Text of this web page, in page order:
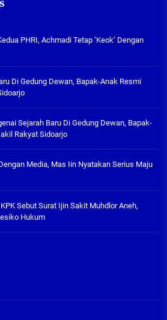
PHRI, Achmadi Tetap ‘Keok’ Dengan
Di Gedung Dewan, Bapak-Anak Resmi
Sejarah Baru Di Gedung Dewan, Bapak-
Rakyat Sidoarjo
Media, Mas Iin Nyatakan Serius Maju
KPK Sebut Surat Ijin Sakit Muhdlor Aneh,
Hukum